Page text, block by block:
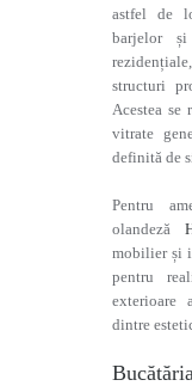
astfel de
barjelor
structuri
Acestea se
vitrate
definită de
Pentru
olandeză
mobilier și
pentru
exterioare
dintre